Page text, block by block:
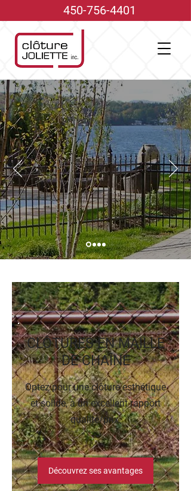
450-756-4401
CLÔTURES EN MAILLE
DE CHAÎNE
Optez pour une clôture esthétique
et solide, à un excellent rapport
qualité/prix.
Découvrez ses avantages